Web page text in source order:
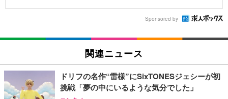
Sponsored by
関連ニュース
ドリフの名作“雷様”にSixTONESジェシーが初
挑戦「夢の中にいるような気分でした」